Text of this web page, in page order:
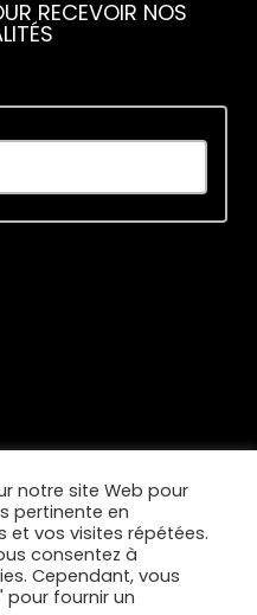
RECEVOIR NOS
notre site Web pour
pertinente en
vos visites répétées.
consentez à
Cependant, vous
pour fournir un